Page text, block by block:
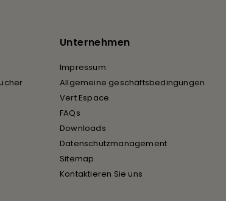
Unternehmen
Impressum
Allgemeine geschäftsbedingungen
Vert Espace
FAQs
Downloads
Datenschutzmanagement
Sitemap
Kontaktieren Sie uns